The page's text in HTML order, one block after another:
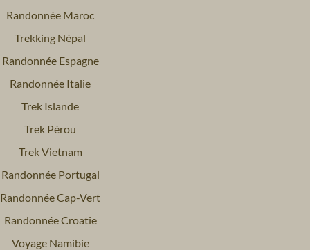
Randonnée Maroc
Trekking Népal
Randonnée Espagne
Randonnée Italie
Trek Islande
Trek Pérou
Trek Vietnam
Randonnée Portugal
Randonnée Cap-Vert
Randonnée Croatie
Voyage Namibie